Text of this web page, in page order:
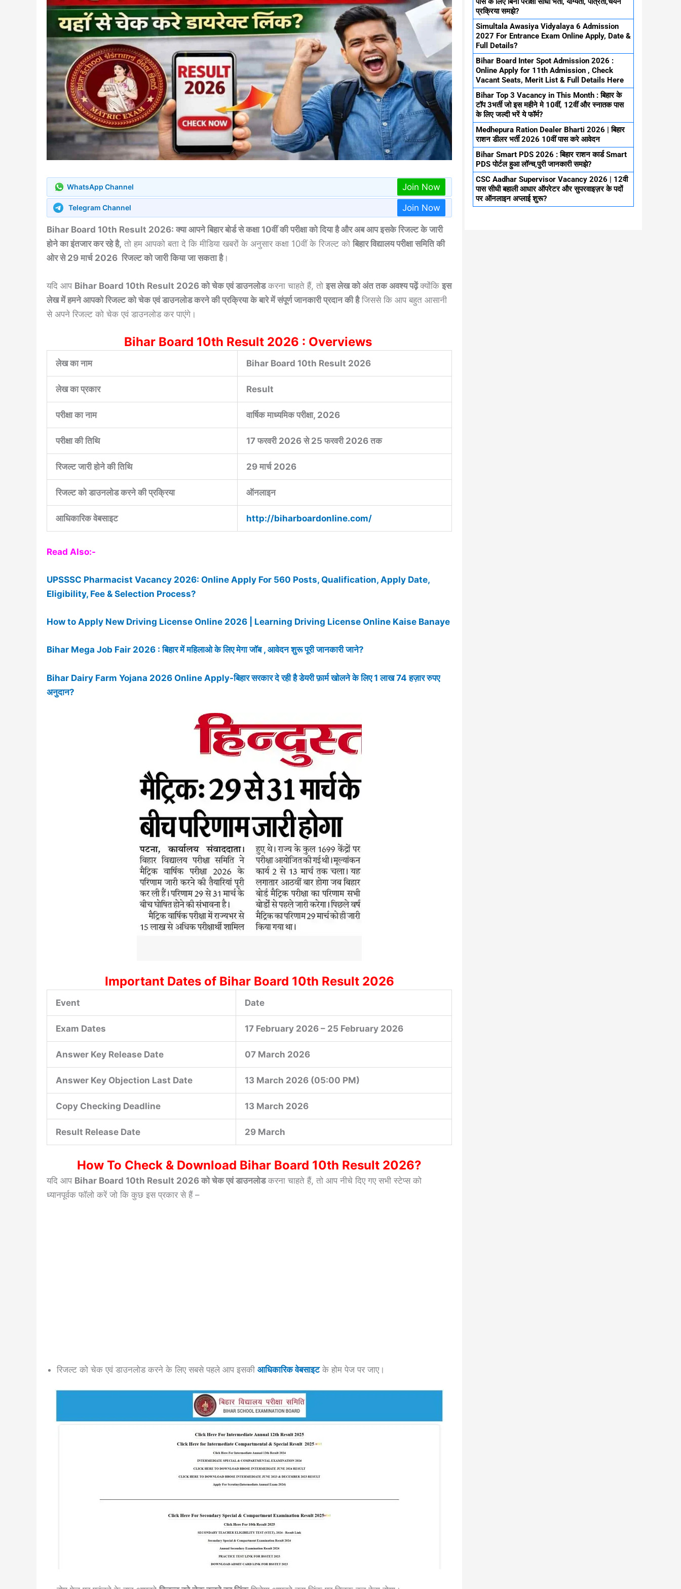
WhatsApp Channel Join Now
Telegram Channel Join Now
Bihar Board 10th Result 2026: क्या आपने बिहार बोर्ड से कक्षा 10वीं की परीक्षा को दिया है और अब आप इसके रिजल्ट के जारी
होने का इंतजार कर रहे है, तो हम आपको बता दे कि मीडिया खबरों के अनुसार कक्षा 10वीं के रिजल्ट को बिहार विद्यालय परीक्षा समिति की
ओर से 29 मार्च 2026 रिजल्ट को जारी किया जा सकता है।
यदि आप Bihar Board 10th Result 2026 को चेक एवं डाउनलोडकरना चाहते हैं, तो इस लेख को अंत तक अवश्य पढ़ेंक्योंकि इस
लेख में हमने आपको रिजल्ट को चेक एवं डाउनलोड करने की प्रक्रिया के बारे में संपूर्ण जानकारी प्रदान की हैजिससे कि आप बहुत आसानी
से अपने रिजल्ट को चेक एवं डाउनलोड कर पाएंगे।
Bihar Board 10th Result 2026 : Overviews
लेख का नाम Bihar Board 10th Result 2026
लेख का प्रकार Result
परीक्षा का नाम वार्षिक माध्यमिक परीक्षा, 2026
परीक्षा की तिथि 17 फरवरी 2026 से 25 फरवरी 2026 तक
रिजल्ट जारी होने की तिथि 29 मार्च 2026
रिजल्ट को डाउनलोड करने की प्रक्रिया ऑनलाइन
आधिकारिक वेबसाइट http://biharboardonline.com/
Read Also:-
UPSSSC Pharmacist Vacancy 2026: Online Apply For 560 Posts, Qualification, Apply Date,
Eligibility, Fee & Selection Process?
How to Apply New Driving License Online 2026 | Learning Driving License Online Kaise Banaye
Bihar Mega Job Fair 2026 : बिहार में महिलाओ के लिए मेगा जॉब , आवेदन शुरू पूरी जानकारी जाने?
Bihar Dairy Farm Yojana 2026 Online Apply-बिहार सरकार दे रही है डेयरी फ़ार्म खोलने के लिए 1 लाख 74 हज़ार रुपए
अनुदान?
Important Dates of Bihar Board 10th Result 2026
Event Date
Exam Dates 17 February 2026 – 25 February 2026
Answer Key Release Date 07 March 2026
Answer Key Objection Last Date 13 March 2026 (05:00 PM)
Copy Checking Deadline 13 March 2026
Result Release Date 29 March
How To Check & Download Bihar Board 10th Result 2026?
यदि आप Bihar Board 10th Result 2026 को चेक एवं डाउनलोडकरना चाहते हैं, तो आप नीचे दिए गए सभी स्टेप्स को
ध्यानपूर्वक फॉलो करें जो कि कुछ इस प्रकार से हैं –
रिजल्ट को चेक एवं डाउनलोड करने के लिए सबसे पहले आप इसकी आधिकारिक वेबसाइटके होम पेज पर जाए।
प्रक्रिया समझे?
Simultala Awasiya Vidyalaya 6 Admission
2027 For Entrance Exam Online Apply, Date &
Full Details?
Bihar Board Inter Spot Admission 2026 :
Online Apply for 11th Admission , Check
Vacant Seats, Merit List & Full Details Here
Bihar Top 3 Vacancy in This Month : बिहार के
टॉप 3भर्ती जो इस महीने मे 10वीं, 12वीं और स्नातक पास
के लिए जल्दी भरें ये फॉर्म?
Medhepura Ration Dealer Bharti 2026 | बिहार
राशन डीलर भर्ती 2026 10वीं पास करे आवेदन
Bihar Smart PDS 2026 : बिहार राशन कार्ड Smart
PDS पोर्टल हुआ लॉन्च,पुरी जानकारी समझे?
CSC Aadhar Supervisor Vacancy 2026 | 12वी
पास सीधी बहाली आधार ऑपरेटर और सुपरवाइज़र के पदों
पर ऑनलाइन अप्लाई शुरू?